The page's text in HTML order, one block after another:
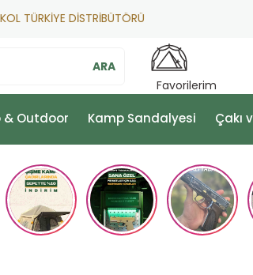
DİSTRİBÜTÖRÜ
ARA
Favorilerim
& Outdoor Kamp Sandalyesi Çakı